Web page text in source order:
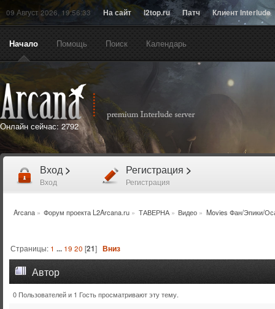
09 Август 2026, 19:56:33 На сайт l2top.ru Патч Клиент Interlude
Начало Помощь Поиск Календарь
Онлайн сейчас: 2792
Вход >
Вход
Регистрация >
Регистрация
Arcana» Форум проекта L2Arcana.ru » ТАВЕРНА» Видео » Movies Фан/Эпики/
Страницы: 1 ... 19 20 [21]Вниз
Автор
Тема: Movies Фан/Эпики/Осады (Прочитано 247103 раз)
0 Пользователей и 1 Гость просматривают эту тему.